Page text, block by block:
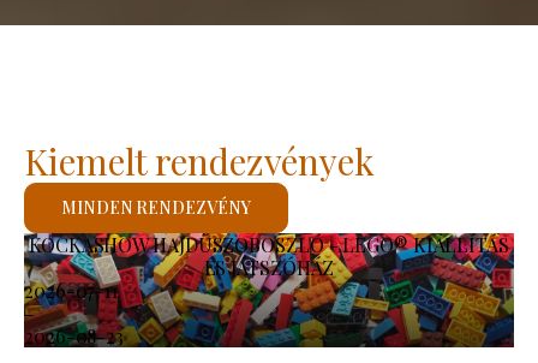
KOCKASHOW HAJDÚSZOBOSZLÓ - LEGO® KIÁLLÍTÁS
ÉS JÁTSZÓHÁZ
2026-07-11
-
2026-08-23
Kiemelt rendezvények
MINDEN RENDEZVÉNY